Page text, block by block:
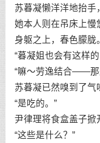
苏暮凝懒洋洋地抬手
她本人则在吊床上慢
身躯之上，春色朦胧。
“暮凝姐也会有这样
“嘛～劳逸结合——那
苏暮凝已然嗅到了气
“是吃的。”
尹律理将食盒盖子掀
“这些是什么？”